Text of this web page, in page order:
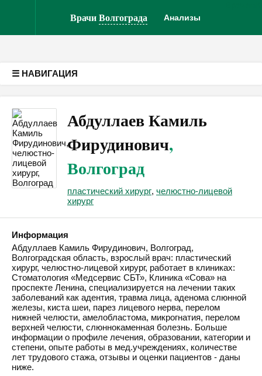
ВрачиВолгограда Анализы
☰ НАВИГАЦИЯ
Абдуллаев Камиль
Фирудинович,
Волгоград
пластический хирург, челюстно-лицевой
хирург
Информация
Абдуллаев Камиль Фирудинович, Волгоград,
Волгоградская область, взрослый врач: пластический
хирург, челюстно-лицевой хирург, работает в клиниках:
Стоматология «Медсервис СБТ», Клиника «Сова» на
проспекте Ленина, специализируется на лечении таких
заболеваний как адентия, травма лица, аденома слюнной
железы, киста шеи, парез лицевого нерва, перелом
нижней челюсти, амелобластома, микрогнатия, перелом
верхней челюсти, слюннокаменная болезнь. Больше
информации о профиле лечения, образовании, категории и
степени, опыте работы в мед.учреждениях, количестве
лет трудового стажа, отзывы и оценки пациентов - даны
ниже.